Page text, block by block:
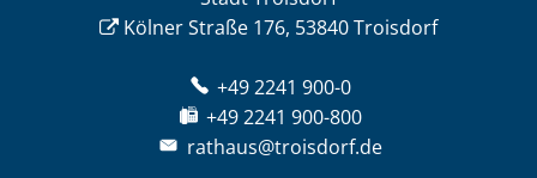
Kölner Straße 176, 53840 Troisdorf
+49 2241 900-0
+49 2241 900-800
rathaus@troisdorf.de